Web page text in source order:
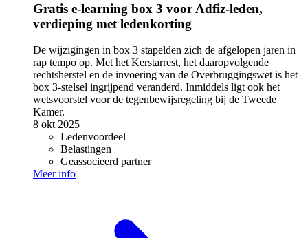
Gratis e-learning box 3 voor Adfiz-leden,
verdieping met ledenkorting
De wijzigingen in box 3 stapelden zich de afgelopen jaren in
rap tempo op. Met het Kerstarrest, het daaropvolgende
rechtsherstel en de invoering van de Overbruggingswet is het
box 3-stelsel ingrijpend veranderd. Inmiddels ligt ook het
wetsvoorstel voor de tegenbewijsregeling bij de Tweede
Kamer.
8 okt 2025
Ledenvoordeel
Belastingen
Geassocieerd partner
Meer info